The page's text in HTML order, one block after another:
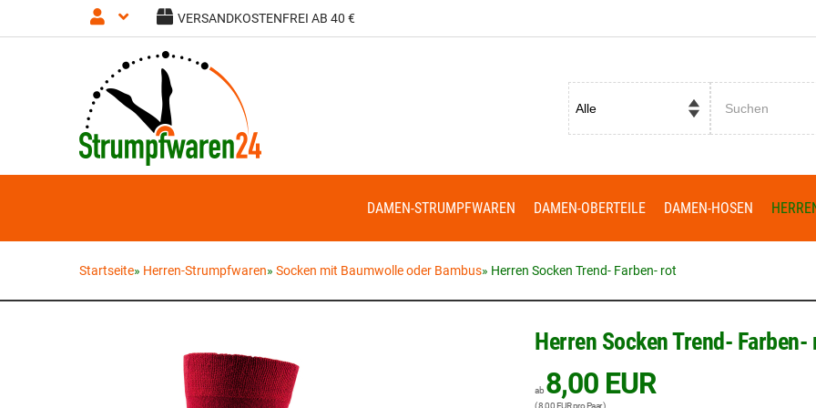
VERSANDKOSTENFREI AB 40 €
Anmelden Registrieren Passwort vergessen?
DAMEN-STRUMPFWAREN DAMEN-OBERTEILE DAMEN-HOSEN
Startseite» Herren-Strumpfwaren» Socken mit Baumwolle oder Bambus» Herren Socken Trend- Farben- rot
Herren Socken Trend- Farben-
ab 8,00 EUR
( 8,00 EUR pro Paar )